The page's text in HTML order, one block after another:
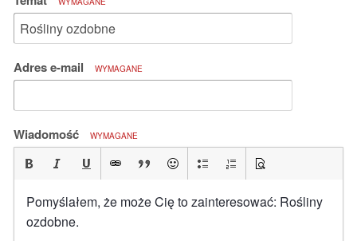
Adres e-mail WYMAGANE
Wiadomość WYMAGANE
Pomyślałem, że może Cię to zainteresować: Rośliny
ozdobne.